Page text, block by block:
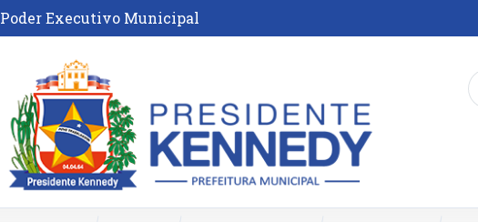
Poder Executivo Municipal